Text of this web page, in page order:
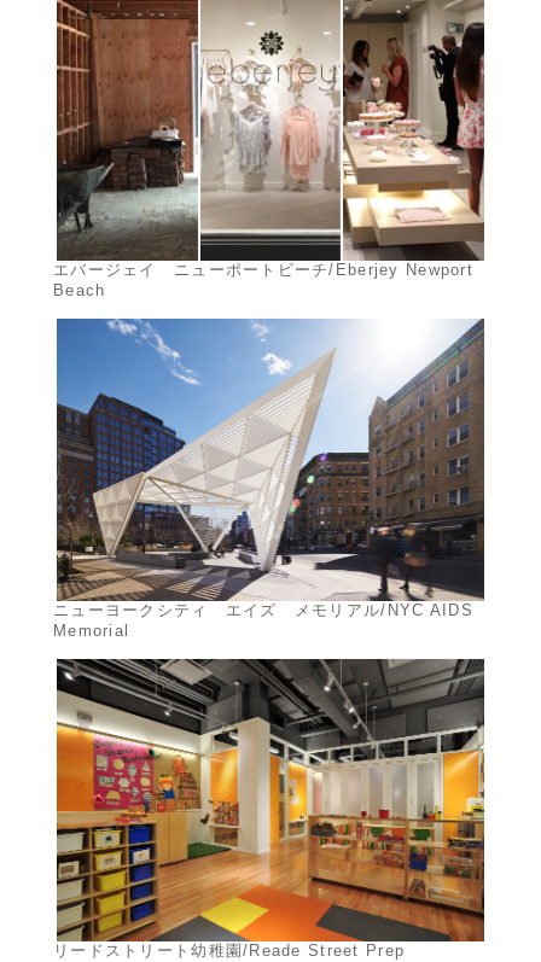
エバージェイ ニューポートビーチ/Eberjey Newport
Beach
ニューヨークシティ エイズ メモリアル/NYC AIDS
Memorial
リードストリート幼稚園/Reade Street Prep